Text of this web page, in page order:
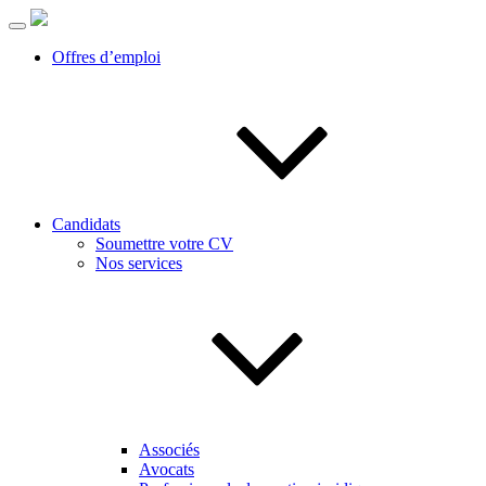
Offres d’emploi
Candidats
Soumettre votre CV
Nos services
Associés
Avocats